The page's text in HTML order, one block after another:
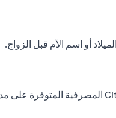
أو اسم الأم قبل الزواج.